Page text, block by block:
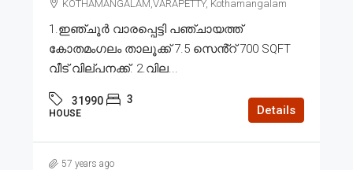
KOTHAMANGALAM,VARAPETTY, Kothamangalam
1.ഇഞ്ചൂർ വാരപ്പെട്ടി പഞ്ചായത്ത്
കോതമംഗലം താലൂക്ക് 7.5 സെൻ്റ് 700 SQFT
വീട് വില്പനക്ക്. 2.വില...
31990 3
HOUSE Details
57 years ago